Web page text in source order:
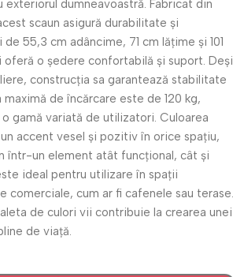
dumneavoastră. Fabricat din
scaun asigură durabilitate și
55,3 cm adâncime, 71 cm lățime și 101
oferă o ședere confortabilă și suport. Deși
construcția sa garantează stabilitate
de încărcare este de 120 kg,
gamă variată de utilizatori. Culoarea
accent vesel și pozitiv în orice spațiu,
într-un element atât funcțional, cât și
ideal pentru utilizare în spații
comerciale, cum ar fi cafenele sau terase.
de culori vii contribuie la crearea unei
de viață.